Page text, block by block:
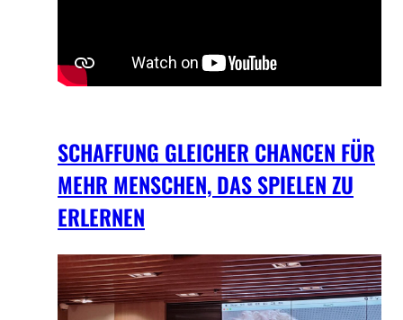
SCHAFFUNG GLEICHER CHANCEN FÜR
MEHR MENSCHEN, DAS SPIELEN ZU
ERLERNEN